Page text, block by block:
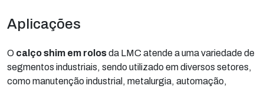
Aplicações
O calço shim em rolosda LMC atende a uma variedade de
segmentos industriais, sendo utilizado em diversos setores,
como manutenção industrial, metalurgia, automação,